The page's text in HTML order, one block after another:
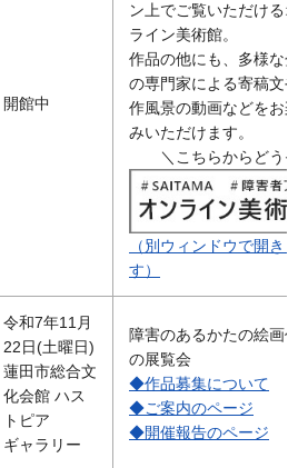
開館中
ン上でご覧いただける
ライン美術館。
作品の他にも、多様な
の専門家による寄稿文
作風景の動画などをお
みいただけます。
＼こちらからどう
（別ウィンドウで開き
す）
令和7年11月
22日(土曜日)
蓮田市総合文
化会館 ハス
トピア
ギャラリー
障害のあるかたの絵画
の展覧会
◆作品募集について
◆ご案内のページ
◆開催報告のページ